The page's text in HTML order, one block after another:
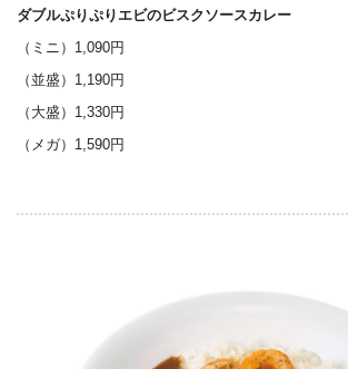
ダブルぷりぷりエビのビスクソースカレー
（ミニ）1,090円
（並盛）1,190円
（大盛）1,330円
（メガ）1,590円